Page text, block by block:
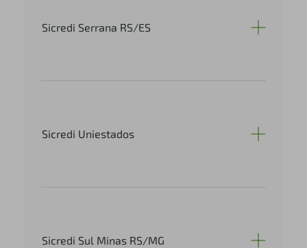
Sicredi Serrana RS/ES
Sicredi Uniestados
Sicredi Sul Minas RS/MG